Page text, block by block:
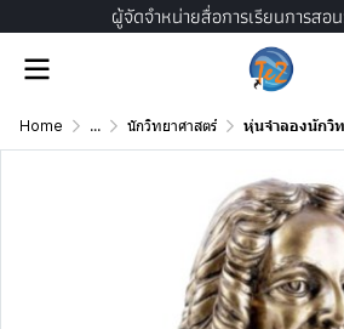
ผู้จัดจำหน่ายสื่อการเรียนการสอ
Home ... นักวิทยาศาสตร์ หุ่นจำลองนักวิทยา